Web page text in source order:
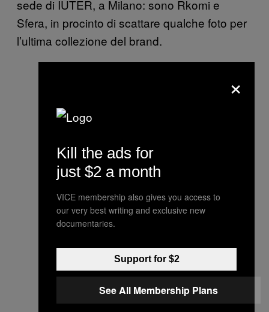
sede di IUTER, a Milano: sono Rkomi e
Sfera, in procinto di scattare qualche foto per
l’ultima collezione del brand.
×
Kill the ads for
just $2 a month
VICE membership also gives you access to
our very best writing and exclusive new
documentaries.
Support for $2
See All Membership Plans